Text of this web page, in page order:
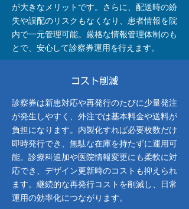
が大きなメリットです。さらに、配送時の紛
失や誤配のリスクもなくなり、患者情報を院
内で一元管理可能。厳格な情報管理体制のも
とで、安心して診察券運用を行えます。
​コスト削減
診察券は新患対応や再発行のたびに少量発注
が発生しやすく、外注では基本料金や送料が
負担になります。内製化すれば必要枚数だけ
即時発行でき、無駄な在庫を持たずに運用可
能。診療科追加や医院情報変更にも柔軟に対
応でき、デザイン更新時のコストも抑えられ
ます。継続的な再発行コストを削減し、日常
運用の効率化につながります。